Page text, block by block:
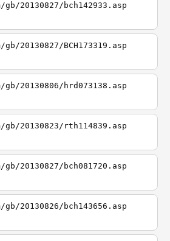
20130827/bch142933.asp
20130827/BCH173319.asp
20130806/hrd073138.asp
20130823/rth114839.asp
20130827/bch081720.asp
20130826/bch143656.asp